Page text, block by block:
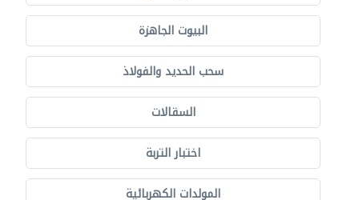
البيوت الجاهزة
سحب الحديد والفولاذ
السقالات
اختبار التربة
المولدات الكهربائية